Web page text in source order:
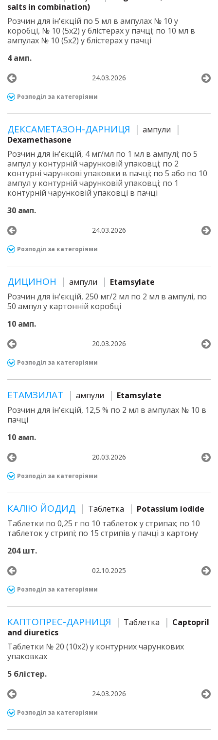
salts in combination)
Розчин для ін'єкцій по 5 мл в ампулах № 10 у
коробці, № 10 (5х2) у блістерах у пачці; по 10 мл в
ампулах № 10 (5х2) у блістерах у пачці
4 амп.
24.03.2026
Розподіл за категоріями
ДЕКСАМЕТАЗОН-ДАРНИЦЯ
ампули
Dexamethasone
Розчин для ін'єкцій, 4 мг/мл по 1 мл в ампулі; по 5
ампул у контурній чарунковій упаковці; по 2
контурні чарункові упаковки в пачці; по 5 або по 10
ампул у контурній чарунковій упаковці; по 1
контурній чарунковій упаковці в пачці
30 амп.
24.03.2026
Розподіл за категоріями
ДИЦИНОН ампули
Etamsylate
Розчин для ін'єкцій, 250 мг/2 мл по 2 мл в ампулі, по
50 ампул у картонній коробці
10 амп.
20.03.2026
Розподіл за категоріями
ЕТАМЗИЛАТ ампули
Etamsylate
Розчин для ін'єкцій, 12,5 % по 2 мл в ампулах № 10 в
пачці
10 амп.
20.03.2026
Розподіл за категоріями
КАЛІЮ ЙОДИД Таблетка
Potassium iodide
Таблетки по 0,25 г по 10 таблеток у стрипах; по 10
таблеток у стрипі; по 15 стрипів у пачці з картону
204 шт.
02.10.2025
Розподіл за категоріями
КАПТОПРЕС-ДАРНИЦЯ Таблетка
Captopril
and diuretics
Таблетки № 20 (10х2) у контурних чарункових
упаковках
5 блістер.
24.03.2026
Розподіл за категоріями